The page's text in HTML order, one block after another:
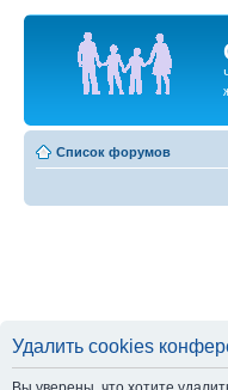
Список форумов
Удалить cookies